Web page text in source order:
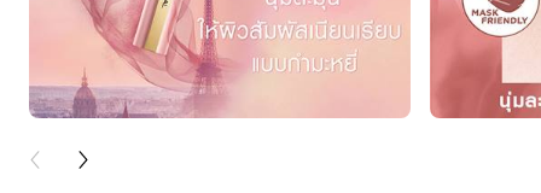
PREVIOUS CARD
NEXT CARD